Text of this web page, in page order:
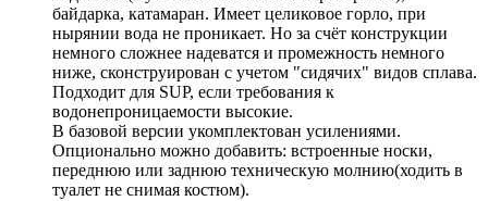
байдарка, катамаран. Имеет целиковое горло, при
нырянии вода не проникает. Но за счёт конструкции
немного сложнее надеватся и промежность немного
ниже, сконструирован с учетом "сидячих" видов сплава.
Подходит для SUP, если требования к
водонепроницаемости высокие.
В базовой версии укомплектован усилениями.
Опционально можно добавить: встроенные носки,
переднюю или заднюю техническую молнию(ходить в
туалет не снимая костюм).